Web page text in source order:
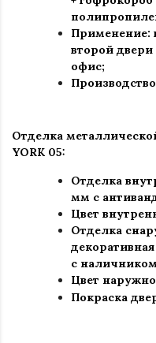
Применение:
второй
офис;
Отделка
YORK 05:
Отделка
мм с
Цвет
Отделка
с
Цвет
Покраска